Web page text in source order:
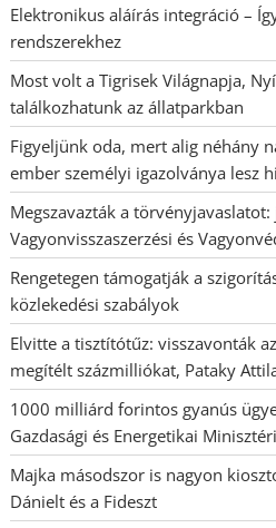
Elektronikus aláírás integráció –
rendszerekhez
Most volt a Tigrisek Világnapja,
találkozhatunk az állatparkban
Figyeljünk oda, mert alig néhány
ember személyi igazolványa lesz
Megszavazták a
Vagyonvisszaszerzési és
Rengetegen támogatják a
közlekedési szabályok
Elvitte a tisztítótűz: visszavonták
megítélt százmilliókat, Pataky
1000 milliárd forintos gyanús
Gazdasági és Energetikai
Majka másodszor is nagyon
Dánielt és a Fideszt